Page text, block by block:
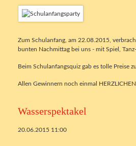
Zum Schulanfang, am 22.08.2015,
bunten Nachmittag bei uns - mit Spiel,
Beim Schulanfangsquiz gab es tolle Preise
Allen Gewinnern noch einmal
Wasserspektakel
20.06.2015 11:00